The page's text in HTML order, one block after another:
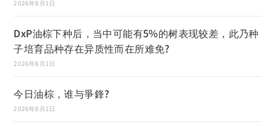
2026年8月1日
DxP油棕下种后，当中可能有5%的树表现较差，此乃种
子培育品种存在异质性而在所难免?
2026年8月1日
今日油棕，谁与爭鋒?
2026年8月1日